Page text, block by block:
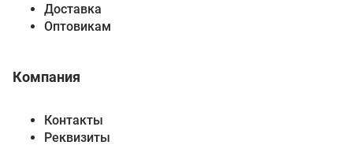
Доставка
Оптовикам
Компания
Контакты
Реквизиты